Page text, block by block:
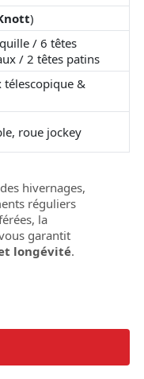
)
/ 6 têtes
/ 2 têtes patins
télescopique &
roue jockey
hivernages,
réguliers
la
garantit
longévité.